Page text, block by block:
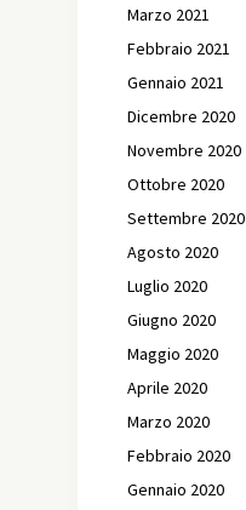
Marzo 2021
Febbraio 2021
Gennaio 2021
Dicembre 2020
Novembre 2020
Ottobre 2020
Settembre 2020
Agosto 2020
Luglio 2020
Giugno 2020
Maggio 2020
Aprile 2020
Marzo 2020
Febbraio 2020
Gennaio 2020